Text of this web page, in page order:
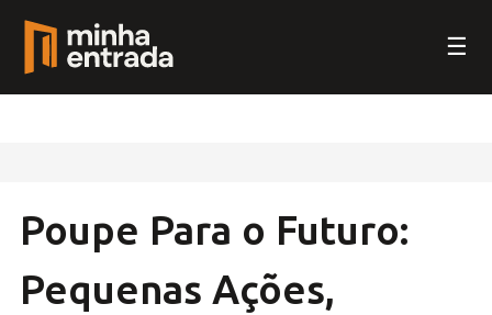
☰
Poupe Para o Futuro:
Pequenas Ações,